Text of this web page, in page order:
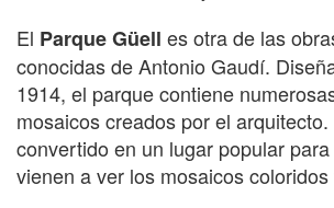
El Parque Güell es otra de las
conocidas de Antonio Gaudí.
1914, el parque contiene
mosaicos creados por el
convertido en un lugar popular
vienen a ver los mosaicos